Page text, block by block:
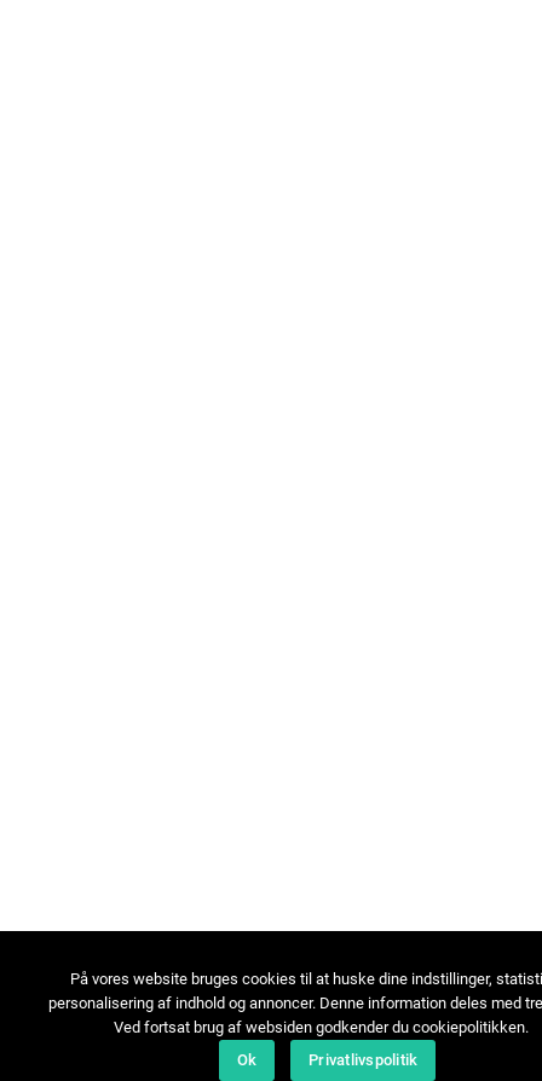
På vores website bruges cookies til at huske dine indstillinger,
personalisering af indhold og annoncer. Denne information deles med
Ved fortsat brug af websiden godkender du cookiepolitikken.
Ok
Privatlivspolitik